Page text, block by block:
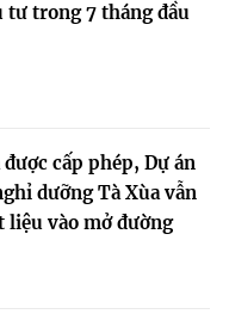
tư trong 7 tháng đầu
được cấp phép, Dự án
dưỡng Tà Xùa vẫn
liệu vào mở đường